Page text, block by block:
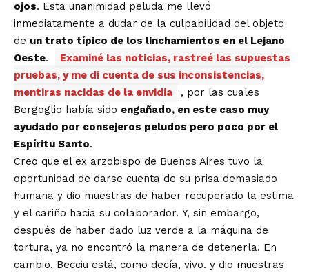
ojos. Esta unanimidad peluda me llevó
inmediatamente a dudar de la culpabilidad del objeto
de un trato típico de los linchamientos en el Lejano
Oeste.
Examiné las noticias, rastreé las supuestas
pruebas, y me di cuenta de sus inconsistencias,
mentiras nacidas de la envidia
, por las cuales
Bergoglio había sido engañado, en este caso muy
ayudado por consejeros peludos pero poco por el
Espíritu Santo.
Creo que el ex arzobispo de Buenos Aires tuvo la
oportunidad de darse cuenta de su prisa demasiado
humana y dio muestras de haber recuperado la estima
y el cariño hacia su colaborador. Y, sin embargo,
después de haber dado luz verde a la máquina de
tortura, ya no encontró la manera de detenerla. En
cambio, Becciu está, como decía, vivo. y dio muestras